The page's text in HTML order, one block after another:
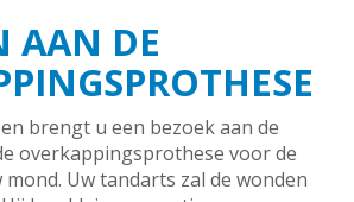
AAN DE
brengt u een bezoek aan de
overkappingsprothese voor de
Uw tandarts zal de wonden